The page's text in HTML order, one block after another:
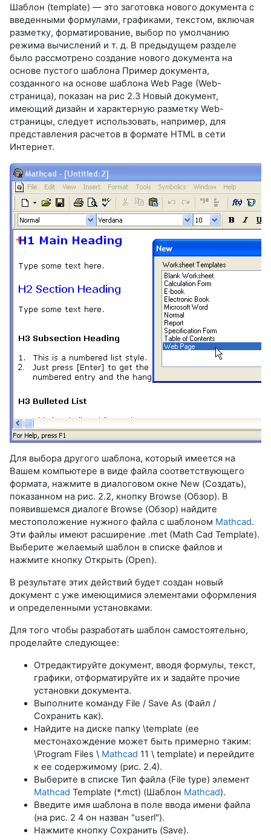
Шаблон (template) — это заготовка нового документа с
введенными формулами, графиками, текстом, включая
разметку, форматирование, выбор по умолчанию
режима вычислений и т. д. В предыдущем разделе
было рассмотрено создание нового документа на
основе пустого шаблона Пример документа,
созданного на основе шаблона Web Page (Web-
страница), показан на рис 2.3 Новый документ,
имеющий дизайн и характерную разметку Web-
страницы, следует использовать, например, для
представления расчетов в формате HTML в сети
Интернет.
Для выбора другого шаблона, который имеется на
Вашем компьютере в виде файла соответствующего
формата, нажмите в диалоговом окне New (Создать),
показанном на рис. 2.2, кнопку Browse (Обзор). В
появившемся диалоге Browse (Обзор) найдите
местоположение нужного файла с шаблоном Mathcad.
Эти файлы имеют расширение .met (Math Cad Template).
Выберите желаемый шаблон в списке файлов и
нажмите кнопку Открыть (Open).
В результате этих действий будет создан новый
документ с уже имеющимися элементами оформления
и определенными установками.
Для того чтобы разработать шаблон самостоятельно,
проделайте следующее:
Отредактируйте документ, вводя формулы, текст,
графики, отформатируйте их и задайте прочие
установки документа.
Выполните команду File / Save As (Файл /
Сохранить как).
Найдите на диске папку \template (ее
местонахождение может быть примерно таким:
\Program Files \ Mathcad 11 \ template) и перейдите
к ее содержимому (рис. 2.4).
Выберите в списке Тип файла (File type) элемент
Mathcad Template (*.mct) (Шаблон Mathcad).
Введите имя шаблона в поле ввода имени файла
(на рис. 2 4 он назван "userl").
Нажмите кнопку Сохранить (Save).